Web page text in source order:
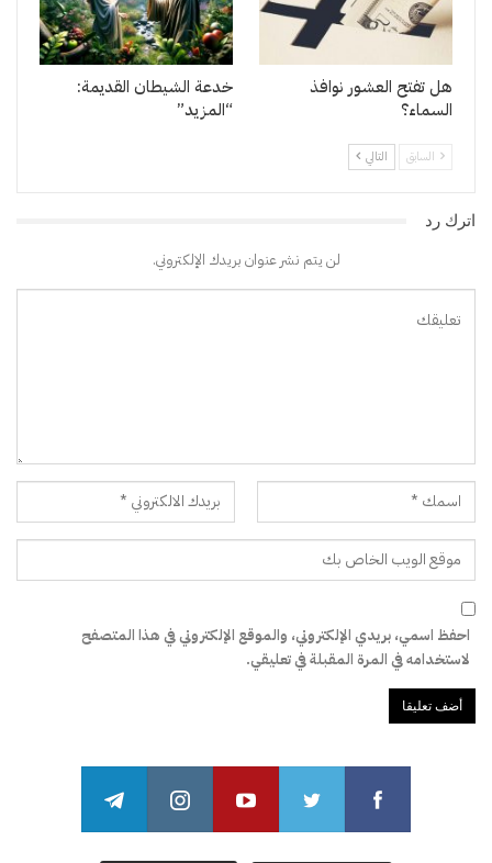
هل تفتح العشور نوافذ
السماء؟
خدعة الشيطان القديمة:
“المزيد”
السابق التالي
اترك رد
لن يتم نشر عنوان بريدك الإلكتروني.
احفظ اسمي، بريدي الإلكتروني، والموقع الإلكتروني في هذا المتصفح
لاستخدامه في المرة المقبلة في تعليقي.